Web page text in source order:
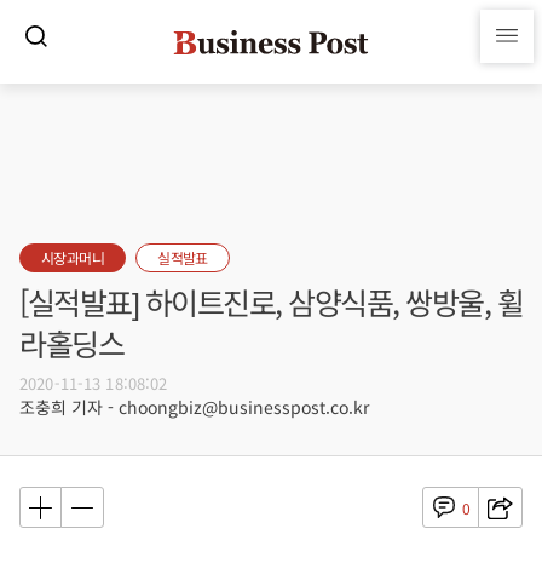
시장과머니 실적발표
[실적발표] 하이트진로, 삼양식품, 쌍방울, 휠
라홀딩스
2020-11-13 18:08:02
조충희 기자 - choongbiz@businesspost.co.kr
0